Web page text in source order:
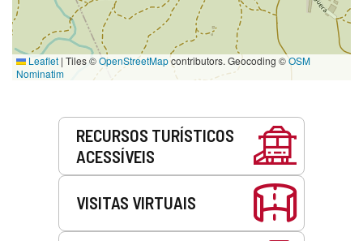
Leaflet | Tiles ©OpenStreetMapcontributors. Geocoding ©OSM
Nominatim
RECURSOS TURÍSTICOS
ACESSÍVEIS
VISITAS VIRTUAIS